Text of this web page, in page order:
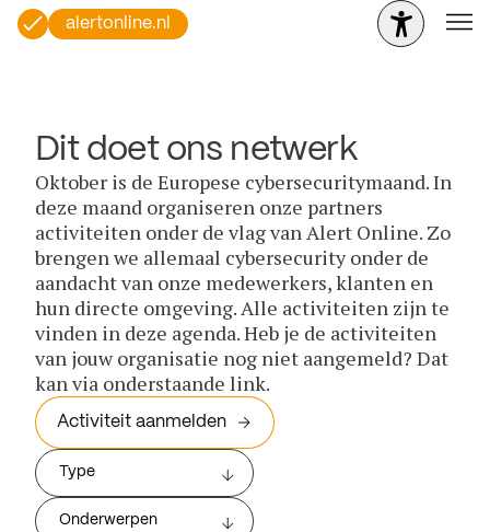
alertonline.nl
Dit doet ons netwerk
Oktober is de Europese cybersecuritymaand. In
deze maand organiseren onze partners
activiteiten onder de vlag van Alert Online. Zo
brengen we allemaal cybersecurity onder de
aandacht van onze medewerkers, klanten en
hun directe omgeving. Alle activiteiten zijn te
vinden in deze agenda. Heb je de activiteiten
van jouw organisatie nog niet aangemeld? Dat
kan via onderstaande link.
Activiteit aanmelden
Type
Onderwerpen